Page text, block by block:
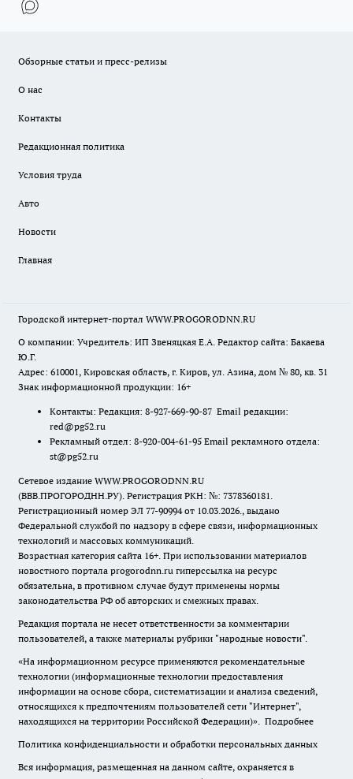
Обзорные статьи и пресс-релизы
О нас
Контакты
Редакционная политика
Условия труда
Авто
Новости
Главная
Городской интернет-портал WWW.PROGORODNN.RU
О компании: Учредитель: ИП Звеняцкая Е.А. Редактор сайта: Бакаева
Ю.Г.
Адрес: 610001, Кировская область, г. Киров, ул. Азина, дом № 80, кв. 31
Знак информационной продукции: 16+
Контакты: Редакция: 8-927-669-90-87 Email редакции:
red@pg52.ru
Рекламный отдел: 8-920-004-61-95 Email рекламного отдела:
st@pg52.ru
Сетевое издание WWW.PROGORODNN.RU
(ВВВ.ПРОГОРОДНН.РУ). Регистрация РКН: №: 7378360181.
Регистрационный номер ЭЛ 77-90994 от 10.03.2026., выдано
Федеральной службой по надзору в сфере связи, информационных
технологий и массовых коммуникаций.
Возрастная категория сайта 16+. При использовании материалов
новостного портала progorodnn.ru гиперссылка на ресурс
обязательна, в противном случае будут применены нормы
законодательства РФ об авторских и смежных правах.
Редакция портала не несет ответственности за комментарии
пользователей, а также материалы рубрики "народные новости".
«На информационном ресурсе применяются рекомендательные
технологии (информационные технологии предоставления
информации на основе сбора, систематизации и анализа сведений,
относящихся к предпочтениям пользователей сети "Интернет",
находящихся на территории Российской Федерации)». Подробнее
Политика конфиденциальности и обработки персональных данных
Вся информация, размещенная на данном сайте, охраняется в